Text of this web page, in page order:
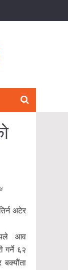
अटेर
आव
गर्ने ६२
बक्यौंता